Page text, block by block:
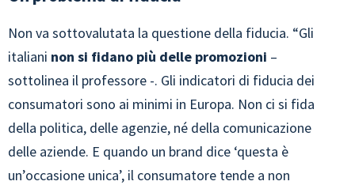
Non va sottovalutata la questione della fiducia. “Gli
italiani non si fidano più delle promozioni –
sottolinea il professore -. Gli indicatori di fiducia dei
consumatori sono ai minimi in Europa. Non ci si fida
della politica, delle agenzie, né della comunicazione
delle aziende. E quando un brand dice ‘questa è
un’occasione unica’, il consumatore tende a non